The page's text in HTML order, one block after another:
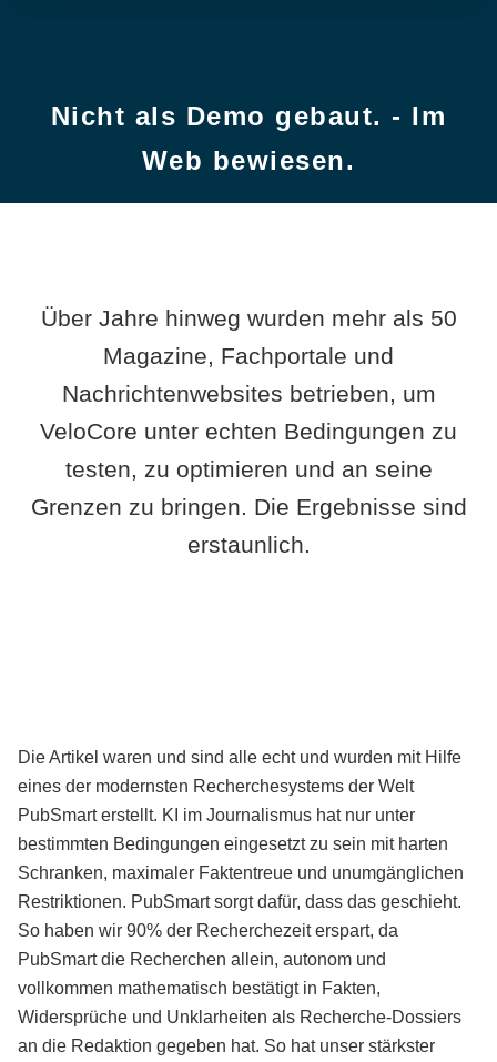
Nicht als Demo gebaut. - Im
Web bewiesen.
Über Jahre hinweg wurden mehr als 50
Magazine, Fachportale und
Nachrichtenwebsites betrieben, um
VeloCore unter echten Bedingungen zu
testen, zu optimieren und an seine
Grenzen zu bringen. Die Ergebnisse sind
erstaunlich.
Die Artikel waren und sind alle echt und wurden mit Hilfe
eines der modernsten Recherchesystems der Welt
PubSmart erstellt. KI im Journalismus hat nur unter
bestimmten Bedingungen eingesetzt zu sein mit harten
Schranken, maximaler Faktentreue und unumgänglichen
Restriktionen. PubSmart sorgt dafür, dass das geschieht.
So haben wir 90% der Recherchezeit erspart, da
PubSmart die Recherchen allein, autonom und
vollkommen mathematisch bestätigt in Fakten,
Widersprüche und Unklarheiten als Recherche-Dossiers
an die Redaktion gegeben hat. So hat unser stärkster